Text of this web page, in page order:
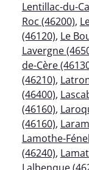
Lentillac-du-
Roc (46200),
(46120), Le
Lavergne
de-Cère
(46210),
(46400),
(46160),
(46160),
Lamothe-
(46240),